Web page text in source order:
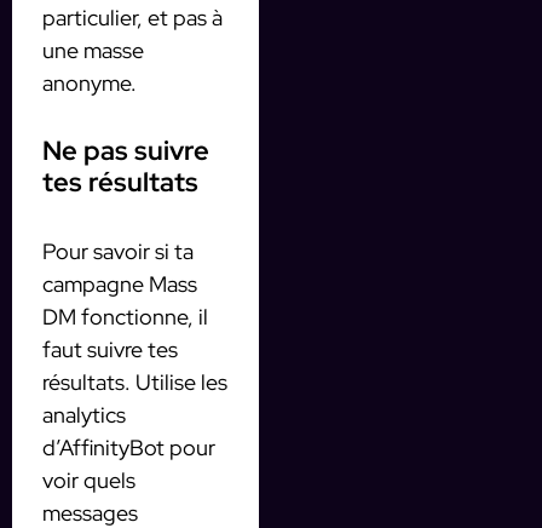
particulier, et pas à
une masse
anonyme.
Ne pas suivre
tes résultats
Pour savoir si ta
campagne Mass
DM fonctionne, il
faut suivre tes
résultats. Utilise les
analytics
d’AffinityBot pour
voir quels
messages